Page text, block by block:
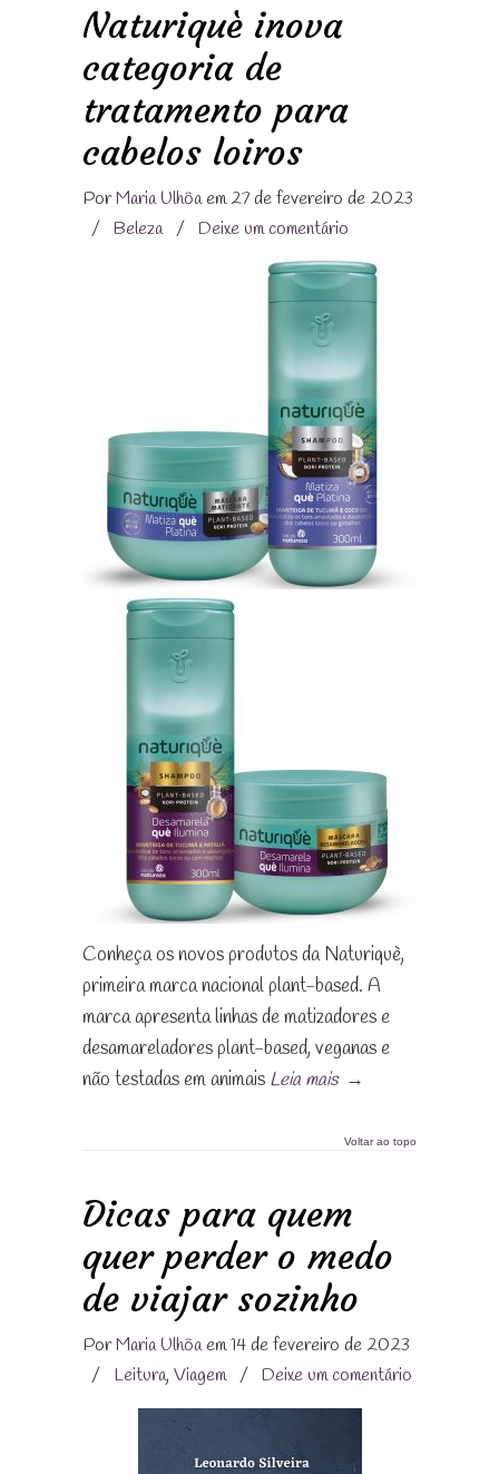
Naturiquè inova
categoria de
tratamento para
cabelos loiros
PorMaria Ulhôaem 27 de fevereiro de 2023
/ Beleza / Deixe um comentário
Conheça os novos produtos da Naturiquè,
primeira marca nacional plant-based. A
marca apresenta linhas de matizadores e
desamareladores plant-based, veganas e
não testadas em animais Leia mais →
Voltar ao topo
Dicas para quem
quer perder o medo
de viajar sozinho
PorMaria Ulhôaem 14 de fevereiro de 2023
/
Leitura, Viagem / Deixe um comentário